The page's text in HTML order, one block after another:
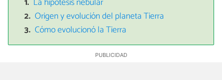
Origen y evolución del planeta Tierra
Cómo evolucionó la Tierra